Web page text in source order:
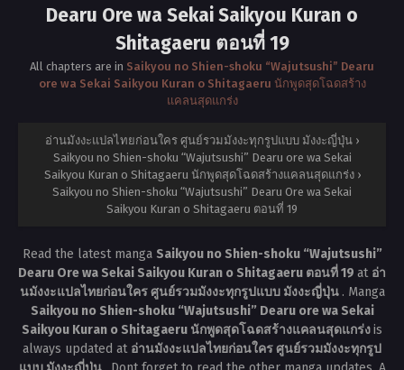
Dearu Ore wa Sekai Saikyou Kuran o
Shitagaeru ตอนที่ 19
All chapters are in Saikyou no Shien-shoku “Wajutsushi” Dearu
ore wa Sekai Saikyou Kuran o Shitagaeru นักพูดสุดโฉดสร้าง
แคลนสุดแกร่ง
อ่านมังงะแปลไทยก่อนใคร ศูนย์รวมมังงะทุกรูปแบบ มังงะญี่ปุ่น ›
Saikyou no Shien-shoku “Wajutsushi” Dearu ore wa Sekai
Saikyou Kuran o Shitagaeru นักพูดสุดโฉดสร้างแคลนสุดแกร่ง ›
Saikyou no Shien-shoku “Wajutsushi” Dearu Ore wa Sekai
Saikyou Kuran o Shitagaeru ตอนที่ 19
Read the latest manga Saikyou no Shien-shoku “Wajutsushi”
Dearu Ore wa Sekai Saikyou Kuran o Shitagaeru ตอนที่ 19 at อ่า
นมังงะแปลไทยก่อนใคร ศูนย์รวมมังงะทุกรูปแบบ มังงะญี่ปุ่น . Manga
Saikyou no Shien-shoku “Wajutsushi” Dearu ore wa Sekai
Saikyou Kuran o Shitagaeru นักพูดสุดโฉดสร้างแคลนสุดแกร่งis
always updated at อ่านมังงะแปลไทยก่อนใคร ศูนย์รวมมังงะทุกรูป